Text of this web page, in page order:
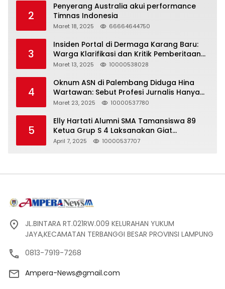
2
Penyerang Australia akui performance
Timnas Indonesia
Maret 18, 2025 66664644750
3
Insiden Portal di Dermaga Karang Baru:
Warga Klarifikasi dan Kritik Pemberitaan
yang Tidak Akurat
Maret 13, 2025 10000538028
4
Oknum ASN di Palembang Diduga Hina
Wartawan: Sebut Profesi Jurnalis Hanya
Seharga 2 Liter Bensin, Berujung Dugaan
Maret 23, 2025 10000537780
5
Elly Hartati Alumni SMA Tamansiswa 89
Ketua Grup S 4 Laksanakan Giat
Silaturahmi
April 7, 2025 10000537707
JL.BINTARA RT.021RW.009 KELURAHAN YUKUM
JAYA,KECAMATAN TERBANGGI BESAR PROVINSI LAMPUNG
0813-7919-7268
Ampera-News@gmail.com